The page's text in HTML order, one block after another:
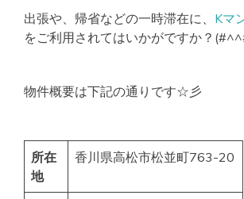
出張や、帰省などの一時滞在に、 Kマ
をご利用されてはいかがですか？
物件概要は下記の通りです☆彡
所在
地
香川県高松市松並町763-20